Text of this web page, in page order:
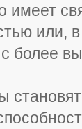
имеет
или,
с более